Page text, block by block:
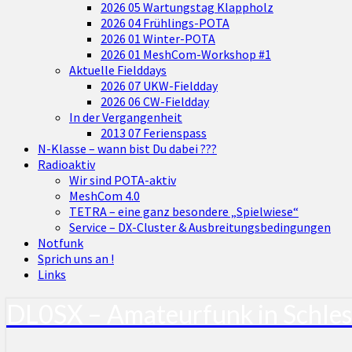
2026 05 Wartungstag Klappholz
2026 04 Frühlings-POTA
2026 01 Winter-POTA
2026 01 MeshCom-Workshop #1
Aktuelle Fielddays
2026 07 UKW-Fieldday
2026 06 CW-Fieldday
In der Vergangenheit
2013 07 Ferienspass
N-Klasse – wann bist Du dabei ???
Radioaktiv
Wir sind POTA-aktiv
MeshCom 4.0
TETRA – eine ganz besondere „Spielwiese“
Service – DX-Cluster & Ausbreitungsbedingungen
Notfunk
Sprich uns an !
Links